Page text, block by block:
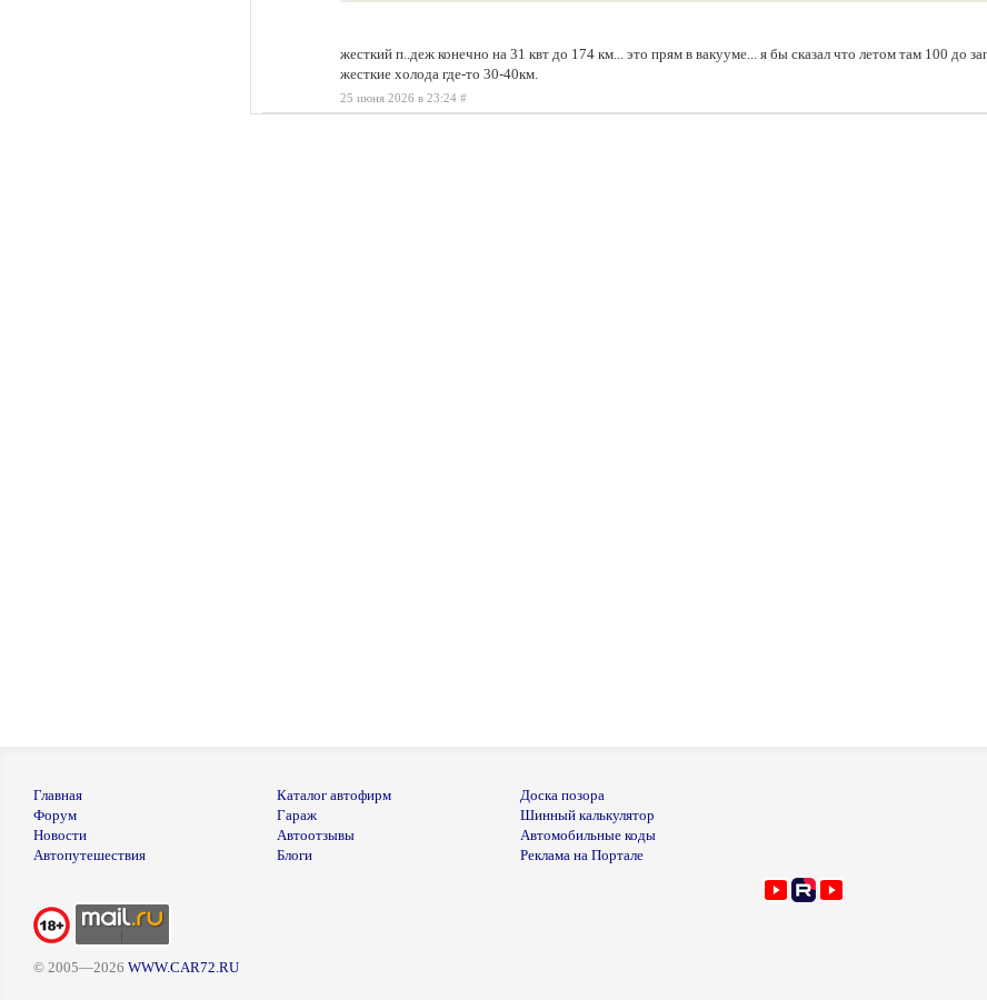
жесткий п..деж конечно на 31 квт до 174 км... это прям в вакууме... я бы сказал что летом там 100 до
жесткие холода где-то 30-40км.
25 июня 2026 в 23:24 #
Главная
Форум
Новости
Автопутешествия
Каталог автофирм
Гараж
Автоотзывы
Блоги
Доска позора
Шинный калькулятор
Автомобильные коды
Реклама на Портале
© 2005—2026 WWW.CAR72.RU